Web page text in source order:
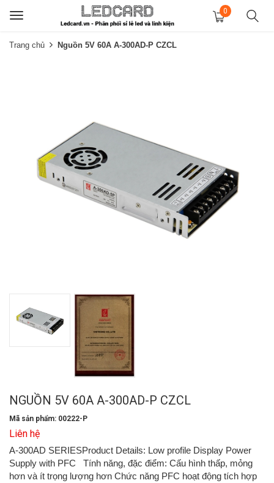
Toggle
0
Trang chủ Nguồn 5V 60A A-300AD-P CZCL
NGUỒN 5V 60A A-300AD-P CZCL
Mã sản phẩm: 00222-P
Liên hệ
A-300AD SERIESProduct Details: Low profile Display Power
Supply with PFC Tính năng, đặc điểm: Cấu hình thấp, mỏng
hơn và ít trọng lượng hơn Chức năng PFC hoạt động tích hợp